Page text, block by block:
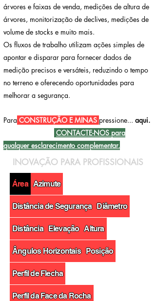
árvores e faixas de venda, medições de altura de
árvores, monitorização de declives, medições de
volume de stocks e muito mais.
Os fluxos de trabalho utilizam ações simples de
apontar e disparar para fornecer dados de
medição precisos e versáteis, reduzindo o tempo
no terreno e oferecendo oportunidades para
melhorar a segurança.
Para CONSTRUÇÃO E MINAS pressione... aqui.
CONTACTE-NOS para
qualquer esclarecimento complementar.
INOVAÇÃO PARA PROFISSIONAIS
Área Azimute
Distância de Segurança Diâmetro
Distância Elevação Altura
Ângulos Horizontais Posição
Perfil de Flecha
Perfil da Face da Rocha